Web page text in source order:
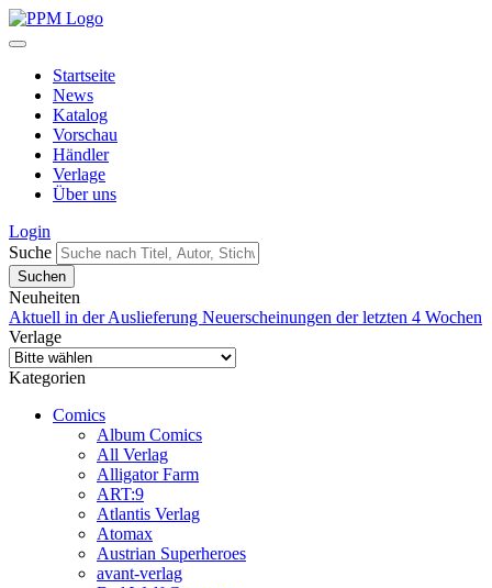
Startseite
News
Katalog
Vorschau
Händler
Verlage
Über uns
Login
Suche
Neuheiten
Aktuell in der Auslieferung Neuerscheinungen der letzten 4 Wochen
Verlage
Kategorien
Comics
Album Comics
All Verlag
Alligator Farm
ART:9
Atlantis Verlag
Atomax
Austrian Superheroes
avant-verlag